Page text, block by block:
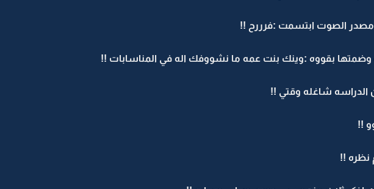
مصدر الصوت ابتسمت :فرررح !!
بقووه :وينك بنت عمه ما نشووفك اله في المناسابات !!
الدراسه شاغله وقتي !!
!!
نظره !!